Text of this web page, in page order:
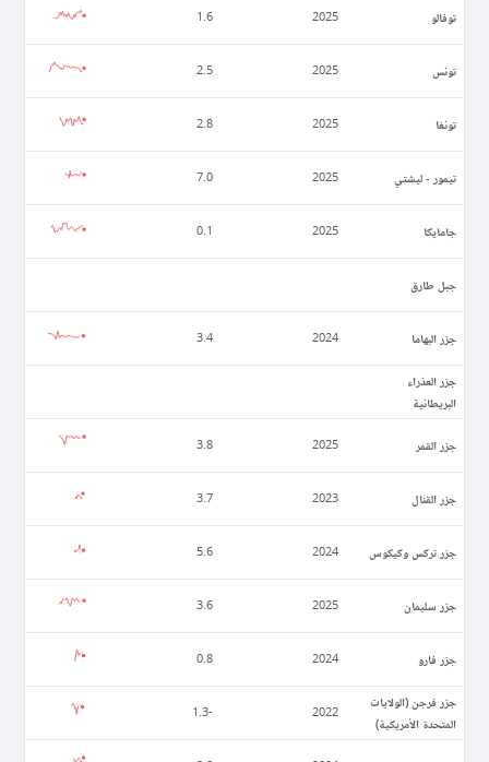
توفالو 2025
1.6
تونس 2025
2.5
تونغا 2025
2.8
تيمور - ليشتي 2025
7.0
جامايكا 2025
0.1
جبل طارق
جزر البهاما 2024
3.4
جزر العذراء
البريطانية
جزر القمر 2025
3.8
جزر القنال 2023
3.7
جزر تركس وكيكوس 2024
5.6
جزر سليمان 2025
3.6
جزر فارو 2024
0.8
جزر فرجن (الولايات
المتحدة الأمريكية)
2022
-1.3